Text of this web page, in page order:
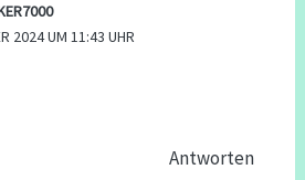
2024 UM 11:43 UHR
Antworten